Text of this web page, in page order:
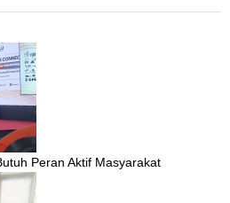
Peran Aktif Masyarakat